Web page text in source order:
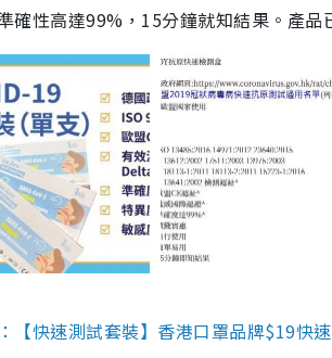
確性高達99%，15分鐘就知結果。產
【快速測試套裝】香港口罩品牌$19快